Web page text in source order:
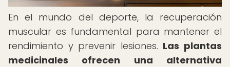
En el mundo del deporte, la recuperación
muscular es fundamental para mantener el
rendimiento y prevenir lesiones. Las plantas
medicinales ofrecen una alternativa